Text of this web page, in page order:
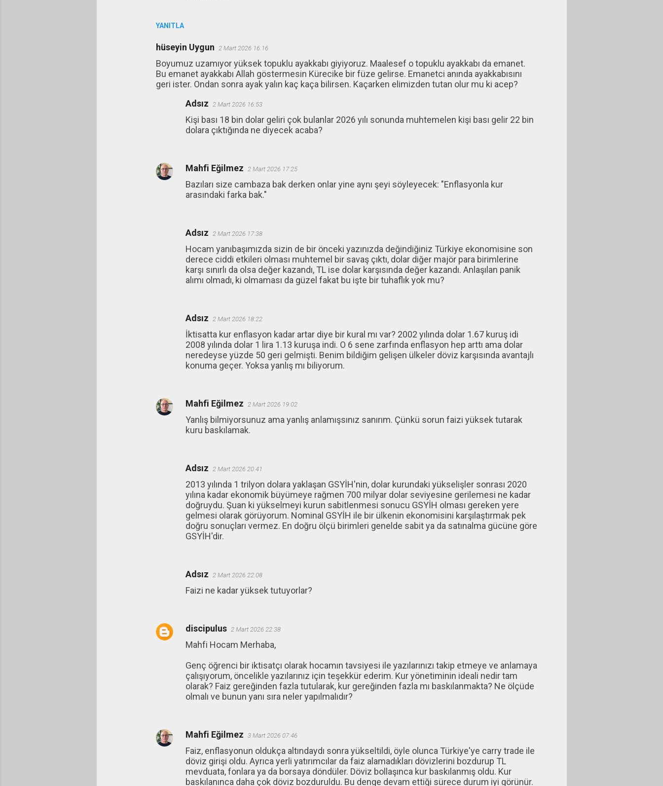
YANITLA
hüseyin Uygun 2 Mart 2026 16:16
Boyumuz uzamıyor yüksek topuklu ayakkabı giyiyoruz. Maalesef o topuklu ayakkabı da emanet.
Bu emanet ayakkabı Allah göstermesin Kürecike bir füze gelirse. Emanetci anında ayakkabısını
geri ister. Ondan sonra ayak yalın kaç kaça bilirsen. Kaçarken elimizden tutan olur mu ki acep?
Adsız
2 Mart 2026 16:53
Kişi bası 18 bin dolar geliri çok bulanlar 2026 yılı sonunda muhtemelen kişi bası gelir 22 bin
dolara çıktığında ne diyecek acaba?
Mahfi Eğilmez 2 Mart 2026 17:25
Bazıları size cambaza bak derken onlar yine aynı şeyi söyleyecek: "Enflasyonla kur
arasındaki farka bak."
Adsız 2 Mart 2026 17:38
Hocam yanıbaşımızda sizin de bir önceki yazınızda değindiğiniz Türkiye ekonomisine son
derece ciddi etkileri olması muhtemel bir savaş çıktı, dolar diğer majör para birimlerine
karşı sınırlı da olsa değer kazandı, TL ise dolar karşısında değer kazandı. Anlaşılan panik
alımı olmadı, ki olmaması da güzel fakat bu işte bir tuhaflık yok mu?
Adsız 2 Mart 2026 18:22
İktisatta kur enflasyon kadar artar diye bir kural mı var? 2002 yılında dolar 1.67 kuruş idi
2008 yılında dolar 1 lira 1.13 kuruşa indi. O 6 sene zarfında enflasyon hep arttı ama dolar
neredeyse yüzde 50 geri gelmişti. Benim bildiğim gelişen ülkeler döviz karşısında avantajlı
konuma geçer. Yoksa yanlış mı biliyorum.
Mahfi Eğilmez 2 Mart 2026 19:02
Yanlış bilmiyorsunuz ama yanlış anlamışsınız sanırım. Çünkü sorun faizi yüksek tutarak
kuru baskılamak.
Adsız 2 Mart 2026 20:41
2013 yılında 1 trilyon dolara yaklaşan GSYİH'nin, dolar kurundaki yükselişler sonrası 2020
yılına kadar ekonomik büyümeye rağmen 700 milyar dolar seviyesine gerilemesi ne kadar
doğruydu. Şuan ki yükselmeyi kurun sabitlenmesi sonucu GSYİH olması gereken yere
gelmesi olarak görüyorum. Nominal GSYİH ile bir ülkenin ekonomisini karşılaştırmak pek
doğru sonuçları vermez. En doğru ölçü birimleri genelde sabit ya da satınalma gücüne göre
GSYİH'dir.
Adsız 2 Mart 2026 22:08
Faizi ne kadar yüksek tutuyorlar?
discipulus 2 Mart 2026 22:38
Mahfi Hocam Merhaba,
Genç öğrenci bir iktisatçı olarak hocamın tavsiyesi ile yazılarınızı takip etmeye ve anlamaya
çalışıyorum, öncelikle yazılarınız için teşekkür ederim. Kur yönetiminin ideali nedir tam
olarak? Faiz gereğinden fazla tutularak, kur gereğinden fazla mı baskılanmakta? Ne ölçüde
olmalı ve bunun yanı sıra neler yapılmalıdır?
Mahfi Eğilmez 3 Mart 2026 07:46
Faiz, enflasyonun oldukça altındaydı sonra yükseltildi, öyle olunca Türkiye'ye carry trade ile
döviz girişi oldu. Ayrıca yerli yatırımcılar da faiz alamadıkları dövizlerini bozdurup TL
mevduata, fonlara ya da borsaya döndüler. Döviz bollaşınca kur baskılanmış oldu. Kur
baskılanınca daha çok döviz bozduruldu. Bu denge devam ettiği sürece durum iyi görünür.